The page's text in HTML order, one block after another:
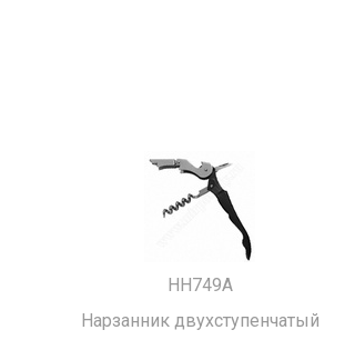
HH749A
Нарзанник двухступенчатый